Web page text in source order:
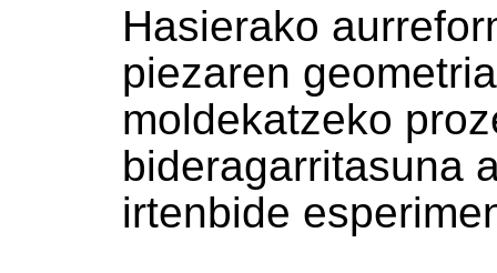
Hasierako
piezaren
moldekatzeko
bideragarritasuna
irtenbide